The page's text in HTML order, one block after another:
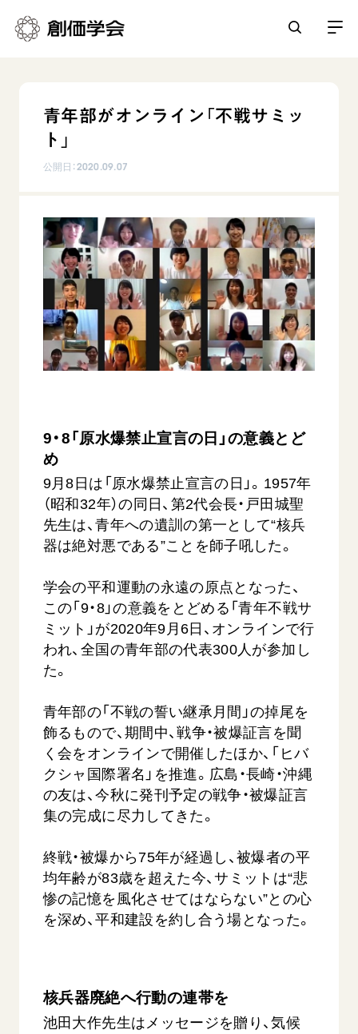
人間革命
聖典
日蓮大聖人の仏法（教学入門）
釈尊～法華経
日蓮大聖人
創価学会の三代会長
初代会長・牧口常三郎先生
第3代会長・池田大作先生
日常の活動
座談会
仏法を学ぶ
仏法を語る
主な行事
年間の活動について
友人葬
「平和の文化」を構築
核兵器の廃絶に向け連帯を拡大
「人権文化」「ジェンダー平等」を促進
「持続可能な開発目標（SDGs）」の取り組み
人道支援
音楽活動
図書贈呈
世界の創価学会
各国ウェブサイト
世界の創価学会の歴史
基本情報
創価学会 会憲
創価学会 会則
会長・理事長・各部長の紹介
沿革
略年表
入会について
関連団体
会員サポート
御書検索［新版］
墓地公園・納骨堂
聖教電子版
聖教ブックストア
soka youth media
SGIピースサイト
ご意見
ご利用にあたって
SOKA PICKS すべて見る
【被爆証言】「原爆の子」として生きた80年
広島県 早志百…
2026.08.06
青年部がオンライン「不戦サミッ
ト」
公開日：2020.09.07
9・8「原水爆禁止宣言の日」の意義とど
め
9月8日は「原水爆禁止宣言の日」。1957年
（昭和32年）の同日、第2代会長・戸田城聖
先生は、青年への遺訓の第一として“核兵
器は絶対悪である”ことを師子吼した。
学会の平和運動の永遠の原点となった、
この「9・8」の意義をとどめる「青年不戦サ
ミット」が2020年9月6日、オンラインで行
われ、全国の青年部の代表300人が参加し
た。
青年部の「不戦の誓い継承月間」の掉尾を
飾るもので、期間中、戦争・被爆証言を聞
く会をオンラインで開催したほか、「ヒバ
クシャ国際署名」を推進。広島・長崎・沖縄
の友は、今秋に発刊予定の戦争・被爆証言
集の完成に尽力してきた。
終戦・被爆から75年が経過し、被爆者の平
均年齢が83歳を超えた今、サミットは“悲
惨の記憶を風化させてはならない”との心
を深め、平和建設を約し合う場となった。
核兵器廃絶へ行動の連帯を
池田大作先生はメッセージを贈り、気候